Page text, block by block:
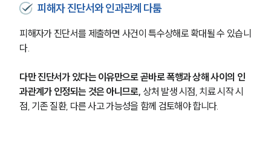
피해자 진단서와 인과관계 다툼
피해자가 진단서를 제출하면 사건이 특수상해로 확대될 수 있습니
다.
다만 진단서가 있다는 이유만으로 곧바로 폭행과 상해 사이의 인
과관계가 인정되는 것은 아니므로, 상처 발생 시점, 치료 시작 시
점, 기존 질환, 다른 사고 가능성을 함께 검토해야 합니다.